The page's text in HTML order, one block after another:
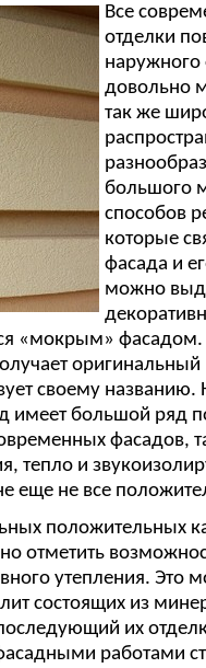
Все
отделки
наружного
довольно
так же
большого
способов
которые
фасада и
можно
«мокрым»
своему
имеет большой ряд
фасадов,
тепло и
еще не все
положительных
отметить
утепления. Это
состоящих из
их
работами